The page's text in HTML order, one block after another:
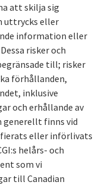
att skilja sig
uttrycks eller
information eller
risker och
till; risker
förhållanden,
inklusive
och erhållande av
generellt finns vid
eller införlivats
helårs- och
som vi
till Canadian